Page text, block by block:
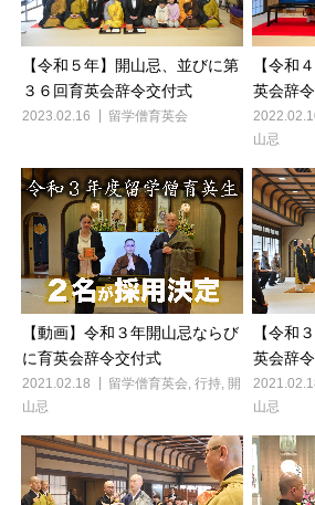
【令和５年】開山忌、並びに第
３６回育英会辞令交付式
2023.02.16 留学僧育英会
【令和
英会辞
山忌
【動画】令和３年開山忌ならび
に育英会辞令交付式
2021.02.18 留学僧育英会, 行持, 開
山忌
【令和
英会辞
山忌